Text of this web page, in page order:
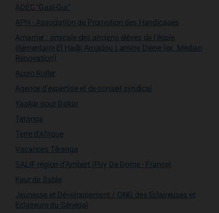
ADEC "Gaal-Gui"
APH - Association de Promotion des Handicapés
Amamer : amicale des anciens élèves de l’école
élémentaire El Hadji Amadou Lamine Diene (ex. Médian
Rénovation)
Accro Roller
Agence d’expertise et de conseil syndical
Yaakar pour Dakar
Teranga
Terre d’Afrique
Vacances Téranga
SALIF région d’Ambert (Puy De Dome - France)
Keur de Sable
Jeunesse et Développement / ONG des Eclaireuses et
Eclaireurs du Sénégal